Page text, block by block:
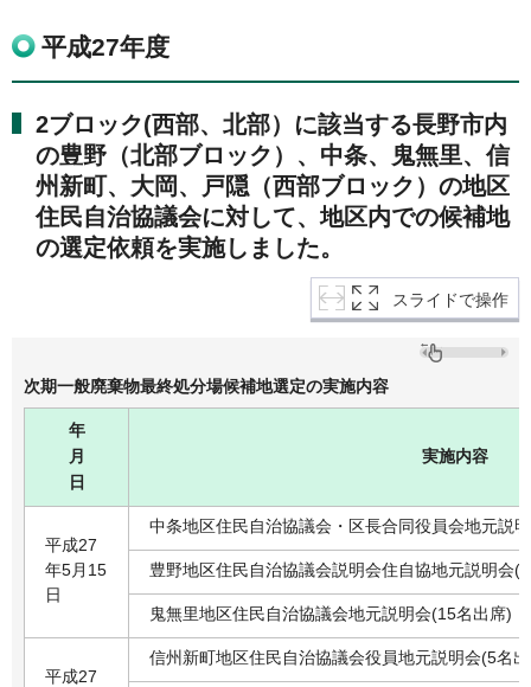
平成27年度
2ブロック(西部、北部）に該当する長野市内
の豊野（北部ブロック）、中条、鬼無里、信
州新町、大岡、戸隠（西部ブロック）の地区
住民自治協議会に対して、地区内での候補地
の選定依頼を実施しました。
スライドで操作
次期一般廃棄物最終処分場候補地選定の実施内容
年
月
日
実施内容
平成27
年5月15
日
中条地区住民自治協議会・区長合同役員会地元説
豊野地区住民自治協議会説明会住自協地元説明会
鬼無里地区住民自治協議会地元説明会(15名出席)
平成27
信州新町地区住民自治協議会役員地元説明会(5名